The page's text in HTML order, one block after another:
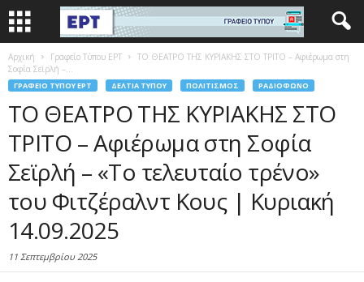
Αρχική Γραφείο Τύπου ΕΡΤ
ΤΟ ΘΕΑΤΡΟ ΤΗΣ ΚΥΡΙΑΚΗΣ ΣΤΟ ΤΡΙΤΟ – Αφιέρωμα στη
Σοφία Σεϊρλή –...
ΓΡΑΦΕΊΟ ΤΎΠΟΥ ΕΡΤ ΔΕΛΤΊΑ ΤΎΠΟΥ ΠΟΛΙΤΙΣΜΌΣ ΡΑΔΙΌΦΩΝΟ
ΤΟ ΘΕΑΤΡΟ ΤΗΣ ΚΥΡΙΑΚΗΣ ΣΤΟ
ΤΡΙΤΟ – Αφιέρωμα στη Σοφία
Σεϊρλή – «Το τελευταίο τρένο»
του Φιτζέραλντ Κους | Κυριακή
14.09.2025
11 Σεπτεμβρίου 2025